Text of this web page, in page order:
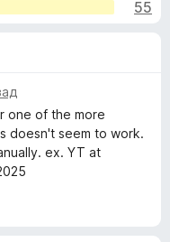
55
one of the more
doesn't seem to work.
ex. YT at